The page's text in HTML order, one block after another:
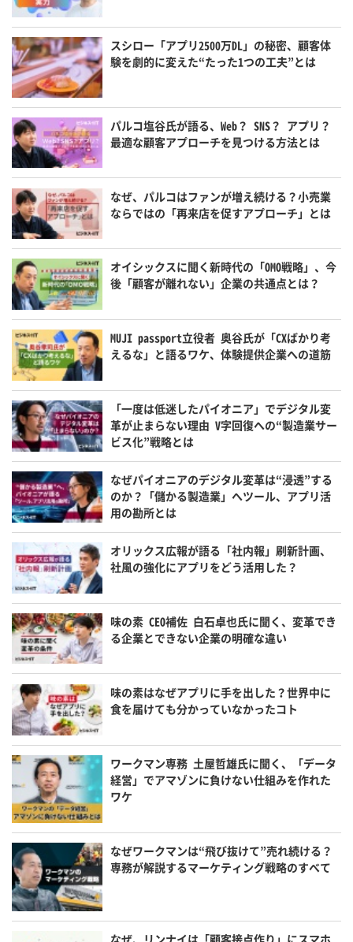
スシロー「アプリ2500万DL」の秘密、顧客体
験を劇的に変えた“たった1つの工夫”とは
パルコ塩谷氏が語る、Web？ SNS？ アプリ？
最適な顧客アプローチを見つける方法とは
なぜ、パルコはファンが増え続ける？小売業
ならではの「再来店を促すアプローチ」とは
オイシックスに聞く新時代の「OMO戦略」、今
後「顧客が離れない」企業の共通点とは？
MUJI passport立役者 奥谷氏が「CXばかり考
えるな」と語るワケ、体験提供企業への道筋
「一度は低迷したパイオニア」でデジタル変
革が止まらない理由 V字回復への“製造業サー
ビス化”戦略とは
なぜパイオニアのデジタル変革は“浸透”する
のか？「儲かる製造業」へツール、アプリ活
用の勘所とは
オリックス広報が語る「社内報」刷新計画、
社風の強化にアプリをどう活用した？
味の素 CEO補佐 白石卓也氏に聞く、変革でき
る企業とできない企業の明確な違い
味の素はなぜアプリに手を出した？世界中に
食を届けても分かっていなかったコト
ワークマン専務 土屋哲雄氏に聞く、「データ
経営」でアマゾンに負けない仕組みを作れた
ワケ
なぜワークマンは“飛び抜けて”売れ続ける？
専務が解説するマーケティング戦略のすべて
なぜ、リンナイは「顧客接点作り」にスマホ